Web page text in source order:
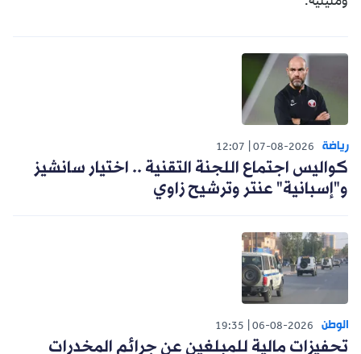
رياضة 07-08-2026
12:07
كواليس اجتماع اللجنة التقنية .. اختيار سانشيز
و"إسبانية" عنتر وترشيح زاوي
الوطن 06-08-2026
19:35
تحفيزات مالية للمبلغين عن جرائم المخدرات